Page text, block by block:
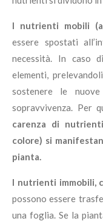
I nutrienti mobili
essere spostati
necessità. In caso
elementi,
sostenere le
sopravvivenza. Per
carenza di
colore) si
pianta.
I nutrienti immobili,
possono essere
una foglia. Se la